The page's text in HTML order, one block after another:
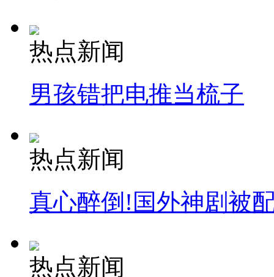
热点新闻
男孩错把电推当梳子
热点新闻
真心醉倒!国外神剧被
热点新闻